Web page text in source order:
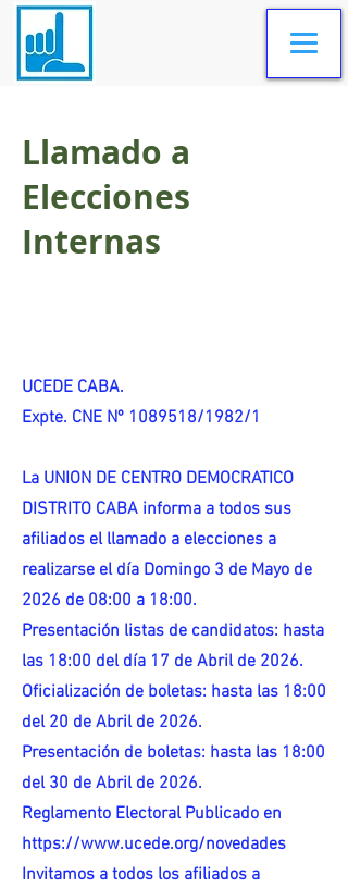
Llamado a
Elecciones
Internas
UCEDE CABA.
Expte. CNE Nº 1089518/1982/1
La UNION DE CENTRO DEMOCRATICO
DISTRITO CABA informa a todos sus
afiliados el llamado a elecciones a
realizarse el día Domingo 3 de Mayo de
2026 de 08:00 a 18:00.
Presentación listas de candidatos: hasta
las 18:00 del día 17 de Abril de 2026.
Oficialización de boletas: hasta las 18:00
del 20 de Abril de 2026.
Presentación de boletas: hasta las 18:00
del 30 de Abril de 2026.
Reglamento Electoral Publicado en
https://www.ucede.org/novedades
Invitamos a todos los afiliados a